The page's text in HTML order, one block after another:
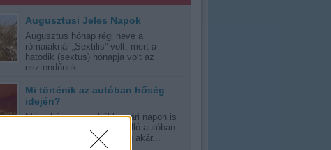
Augusztusi Jeles Napok
Augusztus hónap régi neve a
rómaiaknál „Sextilis” volt, mert a
hatodik (sextus) hónapja volt az
esztendőnek....
Mi történik az autóban hőség
idején?
Még akár egy enyhébb nyári napon is
veszélyes lehet a napon álló autóban
ülni, kánikula esetén pedig akár...